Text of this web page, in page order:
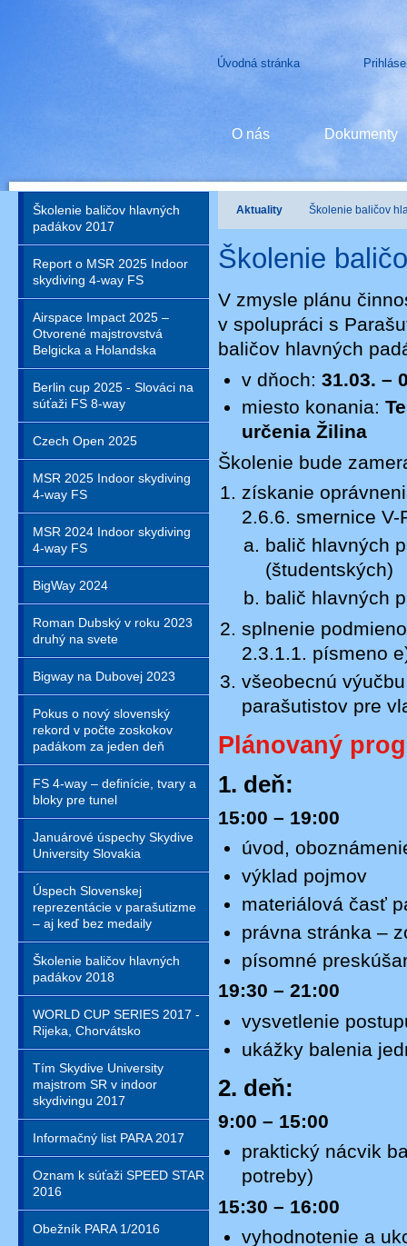
Úvodná stránka
O nás Dokumenty
Školenie baličov hlavných
padákov 2017
Report o MSR 2025 Indoor
skydiving 4-way FS
Airspace Impact 2025 –
Otvorené majstrovstvá
Belgicka a Holandska
Berlin cup 2025 - Slováci na
súťaži FS 8-way
Czech Open 2025
MSR 2025 Indoor skydiving
4-way FS
MSR 2024 Indoor skydiving
4-way FS
BigWay 2024
Roman Dubský v roku 2023
druhý na svete
Bigway na Dubovej 2023
Pokus o nový slovenský
rekord v počte zoskokov
padákom za jeden deň
FS 4-way – definície, tvary a
bloky pre tunel
Januárové úspechy Skydive
University Slovakia
Úspech Slovenskej
reprezentácie v parašutizme
– aj keď bez medaily
Školenie baličov hlavných
padákov 2018
WORLD CUP SERIES 2017 -
Rijeka, Chorvátsko
Tím Skydive University
majstrom SR v indoor
skydivingu 2017
Informačný list PARA 2017
Oznam k súťaži SPEED STAR
2016
Obežník PARA 1/2016
Aktuality Školenie baličov
Školenie
V zmysle plánu
v spolupráci s
baličov hlavných
v dňoch: 31.03. –
miesto konania:
určenia Žilina
Školenie bude
získanie
2.6.6. smernice
balič hlavných
(študentských)
balič hlavných
splnenie
2.3.1.1. písmeno
všeobecnú
parašutistov pre
Plánovaný
1. deň:
15:00 – 19:00
úvod,
výklad pojmov
materiálová časť
právna stránka –
písomné
19:30 – 21:00
vysvetlenie
ukážky balenia
2. deň:
9:00 – 15:00
praktický nácvik
potreby)
15:30 – 16:00
vyhodnotenie a